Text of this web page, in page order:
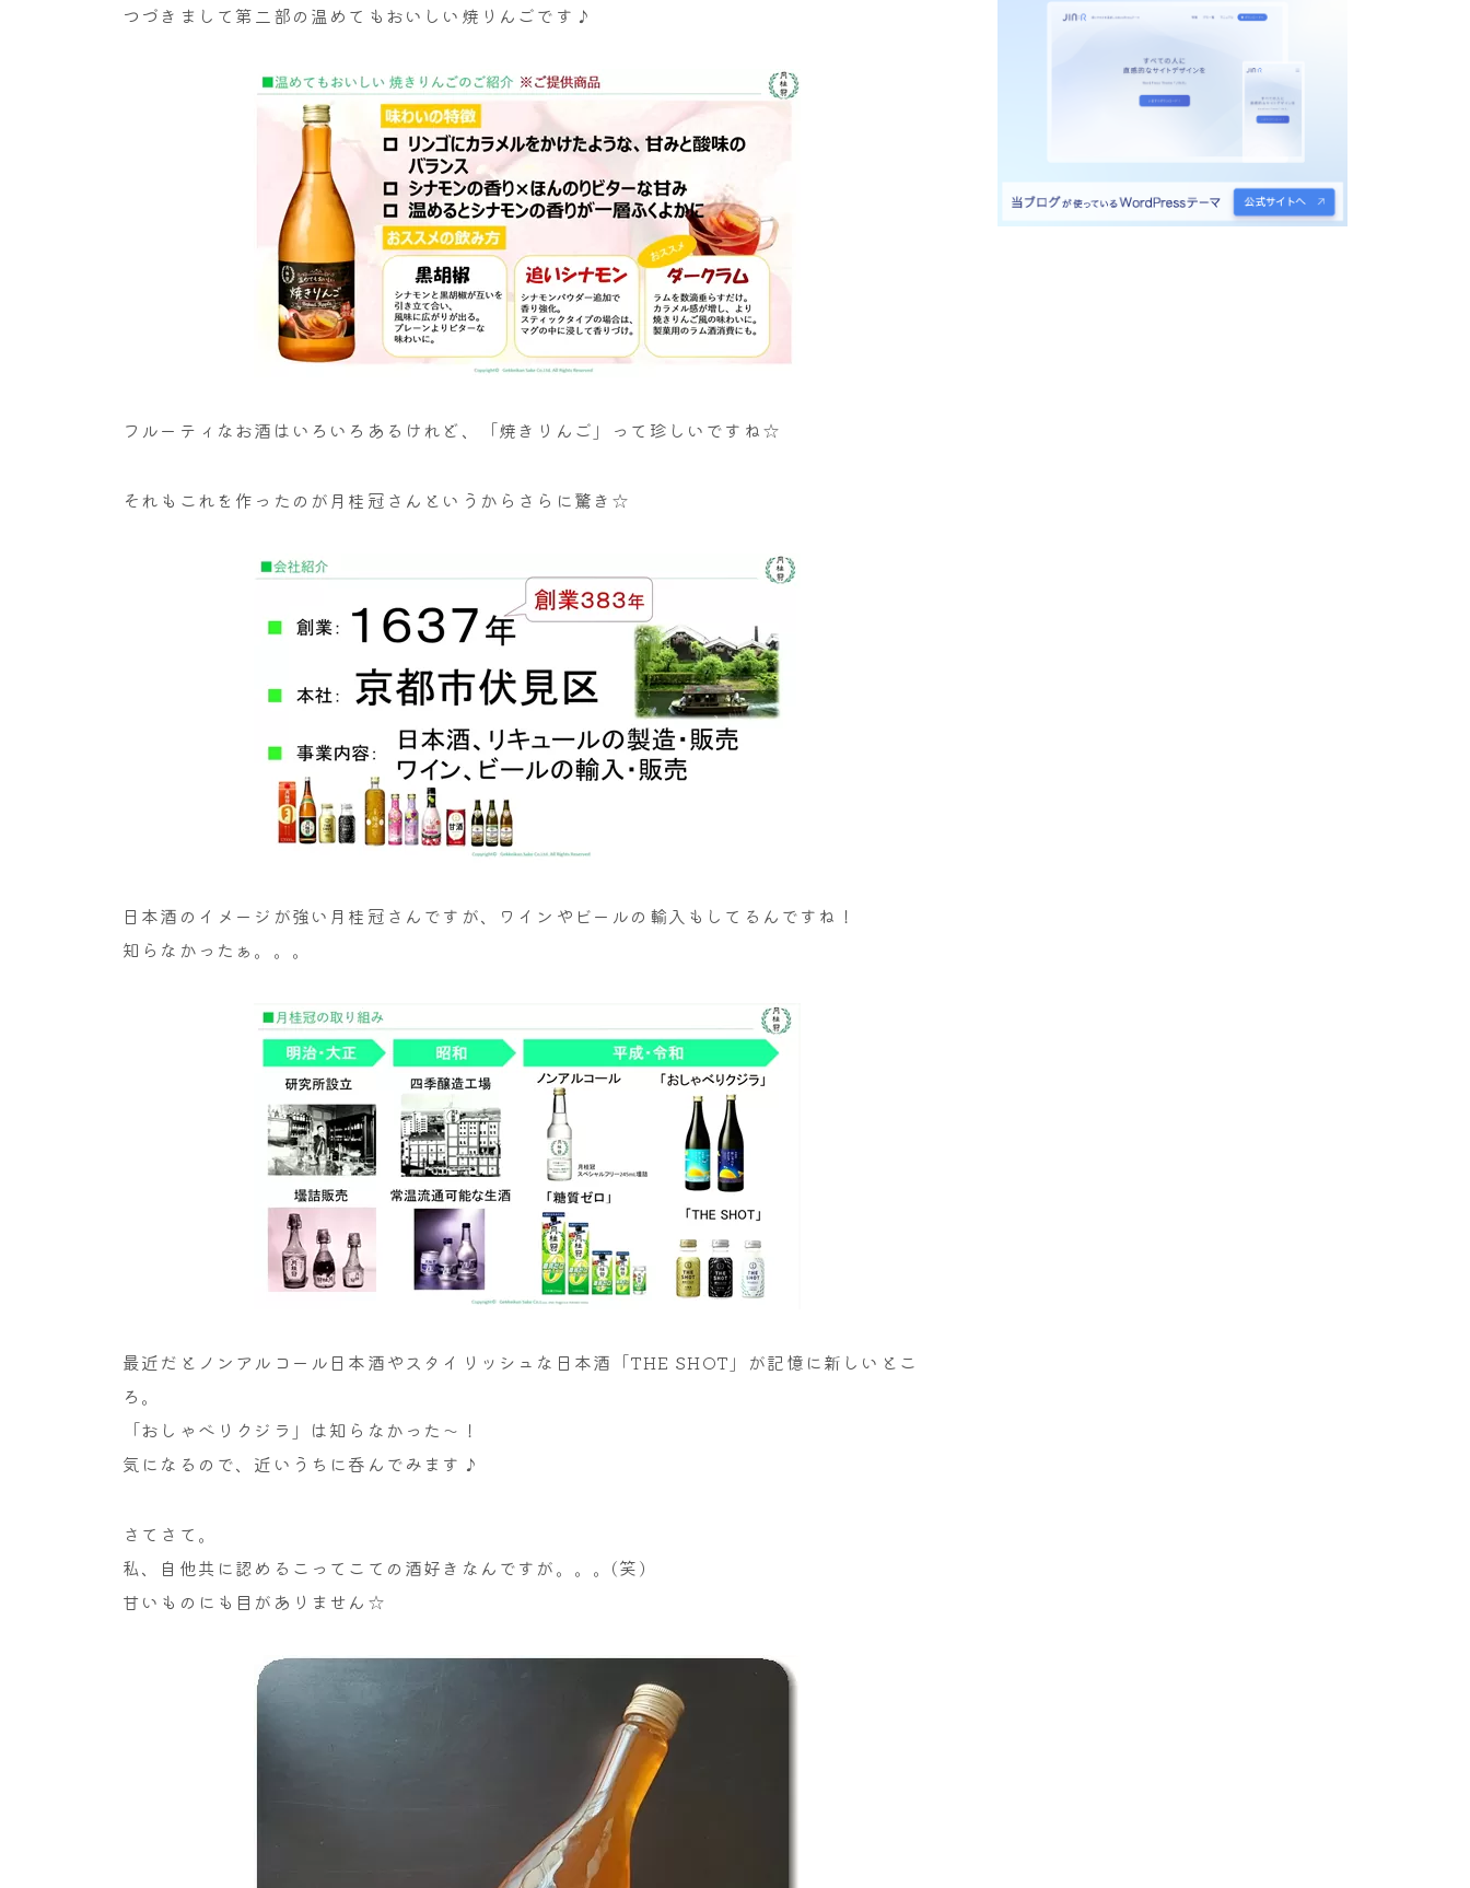
つづきまして第二部の温めてもおいしい焼りんごです♪
フルーティなお酒はいろいろあるけれど、「焼きりんご」って珍しいですね☆
それもこれを作ったのが月桂冠さんというからさらに驚き☆
日本酒のイメージが強い月桂冠さんですが、ワインやビールの輸入もしてるんですね！
知らなかったぁ。。。
最近だとノンアルコール日本酒やスタイリッシュな日本酒「THE SHOT」が記憶に新しいとこ
ろ。
「おしゃべりクジラ」は知らなかった～！
気になるので、近いうちに呑んでみます♪
さてさて。
私、自他共に認めるこってこての酒好きなんですが。。。(笑)
甘いものにも目がありません☆